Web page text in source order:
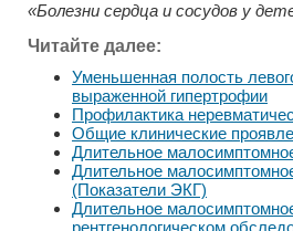
«Болезни сердца и сосудов у
Читайте далее:
Уменьшенная полость
выраженной гипертрофии
Профилактика
Общие клинические
Длительное
Длительное
(Показатели ЭКГ)
Длительное